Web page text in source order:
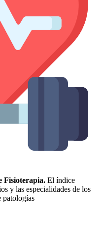
Fisioterapia. El índice
y las especialidades de los
patologías